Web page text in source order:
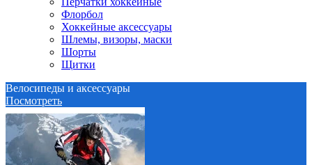
Флорбол
Хоккейные аксессуары
Шлемы, визоры, маски
Шорты
Щитки
Велосипеды и аксессуары
Посмотреть